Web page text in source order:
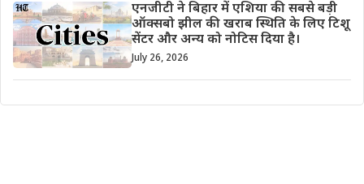
एनजीटी ने बिहार में एशिया की सबसे बड़ी
ऑक्सबो झील की खराब स्थिति के लिए टिशू
सेंटर और अन्य को नोटिस दिया है।
July 26, 2026